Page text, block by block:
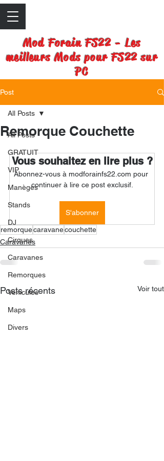
Mod Forain FS22 - Les
meilleurs Mods pour FS22 sur
PC
Post
All Posts
GRATUIT
VIP
Manèges
Stands
DJ
Cirques
Caravanes
Remorques
Véhicules
Maps
Divers
All Posts
Remorque Couchette
Vous souhaitez en lire plus ?
Abonnez-vous à modforainfs22.com pour
continuer à lire ce post exclusif.
S'abonner
remorquecaravanecouchette
Caravanes
Posts récents Voir tout